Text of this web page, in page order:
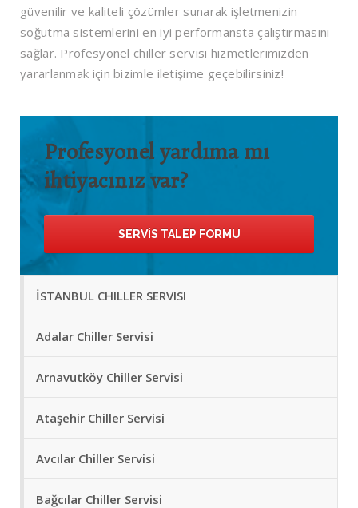
güvenilir ve kaliteli çözümler sunarak işletmenizin
soğutma sistemlerini en iyi performansta çalıştırmasını
sağlar. Profesyonel chiller servisi hizmetlerimizden
yararlanmak için bizimle iletişime geçebilirsiniz!
Profesyonel yardıma mı
ihtiyacınız var?
SERVIS TALEP FORMU
İSTANBUL CHILLER SERVISI
Adalar Chiller Servisi
Arnavutköy Chiller Servisi
Ataşehir Chiller Servisi
Avcılar Chiller Servisi
Bağcılar Chiller Servisi